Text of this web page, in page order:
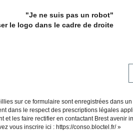
"Je ne suis pas un robot"
le logo dans le cadre de droite
sur ce formulaire sont enregistrées dans
dans le respect des prescriptions légales
et les faire rectifier en contactant Brest
vous inscrire ici : https://conso.bloctel.fr/»